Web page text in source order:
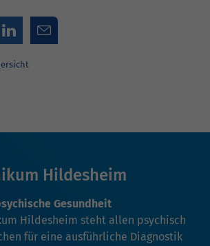
Hildesheim
Gesundheit
Hildesheim steht allen psychisch
für eine ausführliche Diagnostik